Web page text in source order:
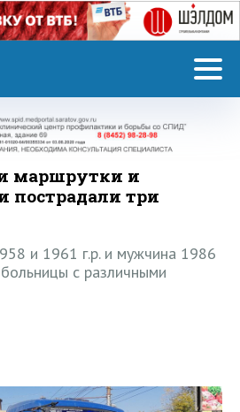
маршрутки и
пострадали три
и 1961 г.р. и мужчина 1986
с различными